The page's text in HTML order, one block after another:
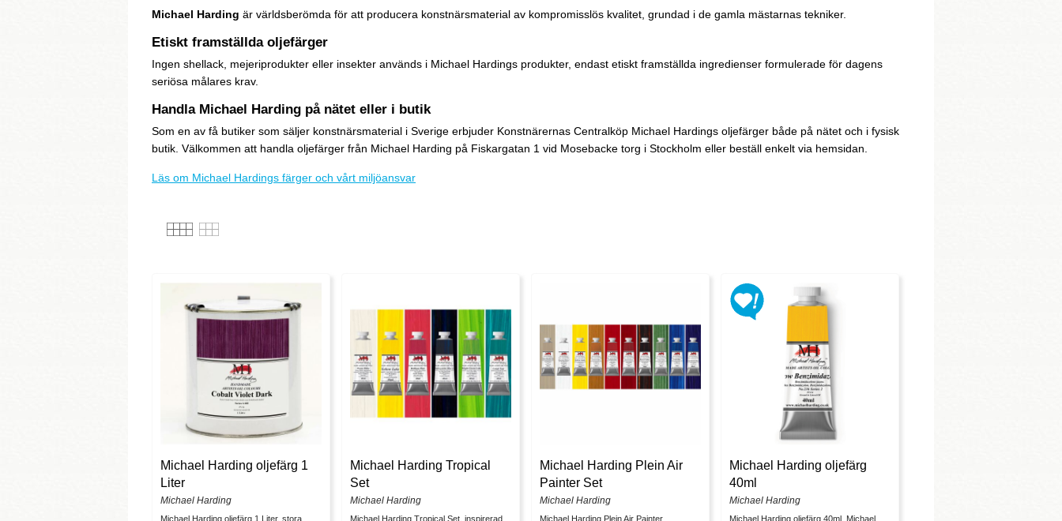
Michael Harding är världsberömda för att producera konstnärsmaterial av kompromisslös kvalitet, grundad i de gamla mästarnas tekniker.
Etiskt framställda oljefärger
Ingen shellack, mejeriprodukter eller insekter används i Michael Hardings produkter, endast etiskt framställda ingredienser formulerade för dagens
seriösa målares krav.
Handla Michael Harding på nätet eller i butik
Som en av få butiker som säljer konstnärsmaterial i Sverige erbjuder Konstnärernas Centralköp Michael Hardings oljefärger både på nätet och i fysisk
butik. Välkommen att handla oljefärger från Michael Harding på Fiskargatan 1 vid Mosebacke torg i Stockholm eller beställ enkelt via hemsidan.
Läs om Michael Hardings färger och vårt miljöansvar
Michael Harding oljefärg 1
Liter
Michael Harding
Michael Harding oljefärg 1 Liter, stora
Michael Harding Tropical
Set
Michael Harding
Michael Harding Tropical Set, inspirerad
Michael Harding Plein Air
Painter Set
Michael Harding
Michael Harding Plein Air Painter
Michael Harding oljefärg
40ml
Michael Harding
Michael Harding oljefärg 40ml. Michael